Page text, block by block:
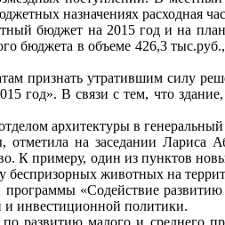
назначениях расходная
бюджет на 2015 год и на
бюджета в объеме 426,3
признать утратившим силу
год». В связи с тем, что
архитектуры в
отметила на заседании
К примеру, один из пунктов
животных на
«Содействие
и инвестиционной политики.
развитию малого и